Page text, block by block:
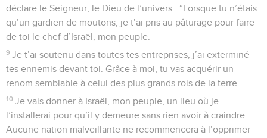
déclare le Seigneur, le Dieu de l’univers : “Lorsque tu n’étais
qu’un gardien de moutons, je t’ai pris au pâturage pour faire
de toi le chef d’Israël, mon peuple.
9 Je t’ai soutenu dans toutes tes entreprises, j’ai exterminé
tes ennemis devant toi. Grâce à moi, tu vas acquérir un
renom semblable à celui des plus grands rois de la terre.
10 Je vais donner à Israël, mon peuple, un lieu où je
l’installerai pour qu’il y demeure sans rien avoir à craindre.
Aucune nation malveillante ne recommencera à l’opprimer